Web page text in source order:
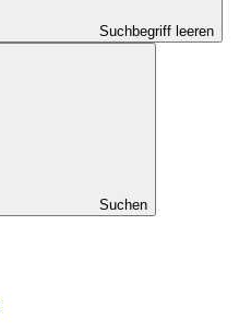
Suchbegriff leeren
Suchen